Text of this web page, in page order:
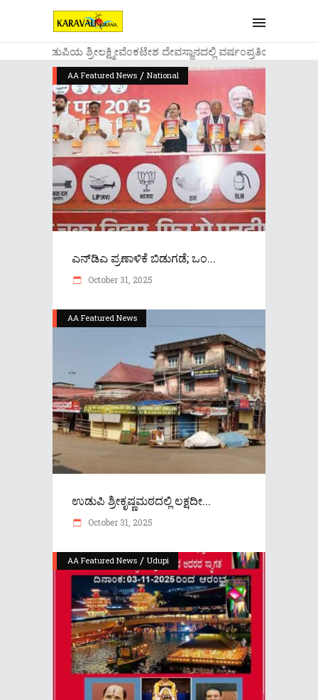
....ಉಡುಪಿಯ ಶ್ರೀಲಕ್ಷ್ಮೀವೆ೦ಕಟೇಶ ದೇವಸ್ಥಾನದಲ್ಲಿ ವರ್ಷ೦ಪ್ರತಿಯ
AA Featured News / National
ಎನ್‌ಡಿಎ ಪ್ರಣಾಳಿಕೆ ಬಿಡುಗಡೆ; ಒಂ...
October 31, 2025
AA Featured News
ಉಡುಪಿ ಶ್ರೀಕೃಷ್ಣಮಠದಲ್ಲಿ ಲಕ್ಷದೀ...
October 31, 2025
AA Featured News / Udupi